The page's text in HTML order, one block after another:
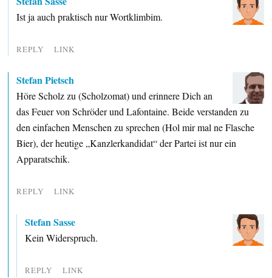
Ist ja auch praktisch nur Wortklimbim.
REPLY LINK
Stefan Pietsch
Höre Scholz zu (Scholzomat) und erinnere Dich an
das Feuer von Schröder und Lafontaine. Beide verstanden zu
den einfachen Menschen zu sprechen (Hol mir mal ne Flasche
Bier), der heutige „Kanzlerkandidat“ der Partei ist nur ein
Apparatschik.
REPLY LINK
Stefan Sasse
Kein Widerspruch.
REPLY LINK